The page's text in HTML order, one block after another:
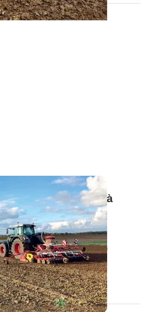
infos – Céréales à
: des clés pour
& Terres Inovia infos